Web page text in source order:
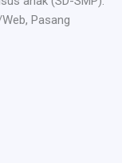
Pasang